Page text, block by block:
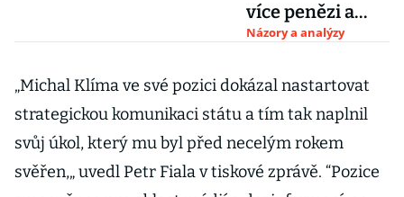
více penězi a
více úředníky.
nefunguje
Názory a analýzy
„Michal Klíma ve své pozici dokázal nastartovat
strategickou komunikaci státu a tím tak naplnil
svůj úkol, který mu byl před necelým rokem
svěřen,„ uvedl Petr Fiala v tiskové zprávě. “Pozice